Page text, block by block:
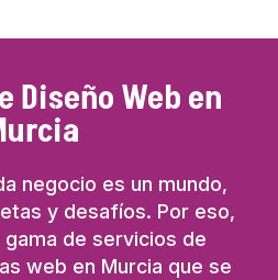
Diseño Web en
negocio es un mundo,
y desafíos. Por eso,
de servicios de
web en Murcia que se